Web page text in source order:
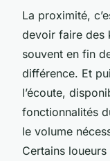
La proximité,
devoir faire des
souvent en fin
différence. Et
l’écoute,
fonctionnalités
le volume
Certains